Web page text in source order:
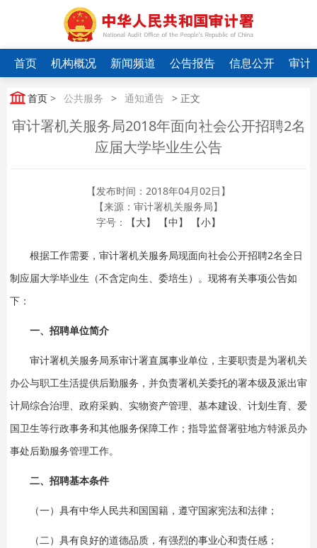
首页 机构概况 新闻频道 公告报告 信息公开 审计
首页 > 公共服务 > 通知通告 > 正文
审计署机关服务局2018年面向社会公开招聘2名
应届大学毕业生公告
【发布时间：2018年04月02日】
【来源：审计署机关服务局】
字号：
【大】 【中】 【小】
根据工作需要，审计署机关服务局现面向社会公开招聘2名全日
制应届大学毕业生（不含定向生、委培生）。现将有关事项公告如
下：
一、招聘单位简介
审计署机关服务局系审计署直属事业单位，主要职责是为署机关
办公与职工生活提供后勤服务，并负责署机关委托的署本级及派出审
计局综合治理、政府采购、实物资产管理、基本建设、计划生育、爱
国卫生等行政事务和其他服务保障工作；指导监督署驻地方特派员办
事处后勤服务管理工作。
二、招聘基本条件
（一）具有中华人民共和国国籍，遵守国家宪法和法律；
（二）具有良好的道德品质，有强烈的事业心和责任感；